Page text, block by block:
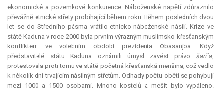
ekonomické a pozemkové konkurence. Náboženské napětí zdůraznilo
převážně etnické střety probíhající během roku. Během posledních dvou
let se do Středního pásma vrátilo etnicko-náboženské násilí. Krize ve
státě Kaduna v roce 2000 byla prvním výrazným muslimsko-křesťanským
konfliktem ve volebním období prezidenta Obasanjoa. Když
představitelé státu Kaduna oznámili úmysl zavést právo šarí´a,
protestovala proti tomu ve státě početná křesťanská menšina, což vedlo
k několik dní trvajícím násilným střetům. Odhady počtu obětí se pohybují
mezi 1000 a 1500 osobami. Mnoho kostelů a mešit bylo vypáleno.